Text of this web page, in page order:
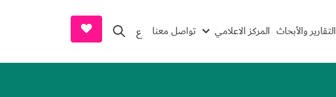
التقارير والأبحاث المركز الاعلامي تواصل معنا ع and Donate